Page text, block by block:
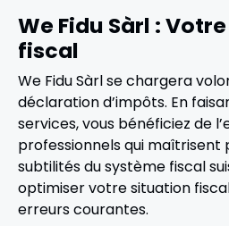
We Fidu Sàrl :
fiscal
We Fidu Sàrl se chargera
déclaration d’impôts. En
services, vous bénéficiez de
professionnels qui
subtilités du système fiscal
optimiser votre situation
erreurs courantes.